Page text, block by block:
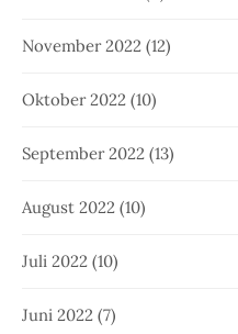
November 2022 (12)
Oktober 2022 (10)
September 2022 (13)
August 2022 (10)
Juli 2022 (10)
Juni 2022 (7)